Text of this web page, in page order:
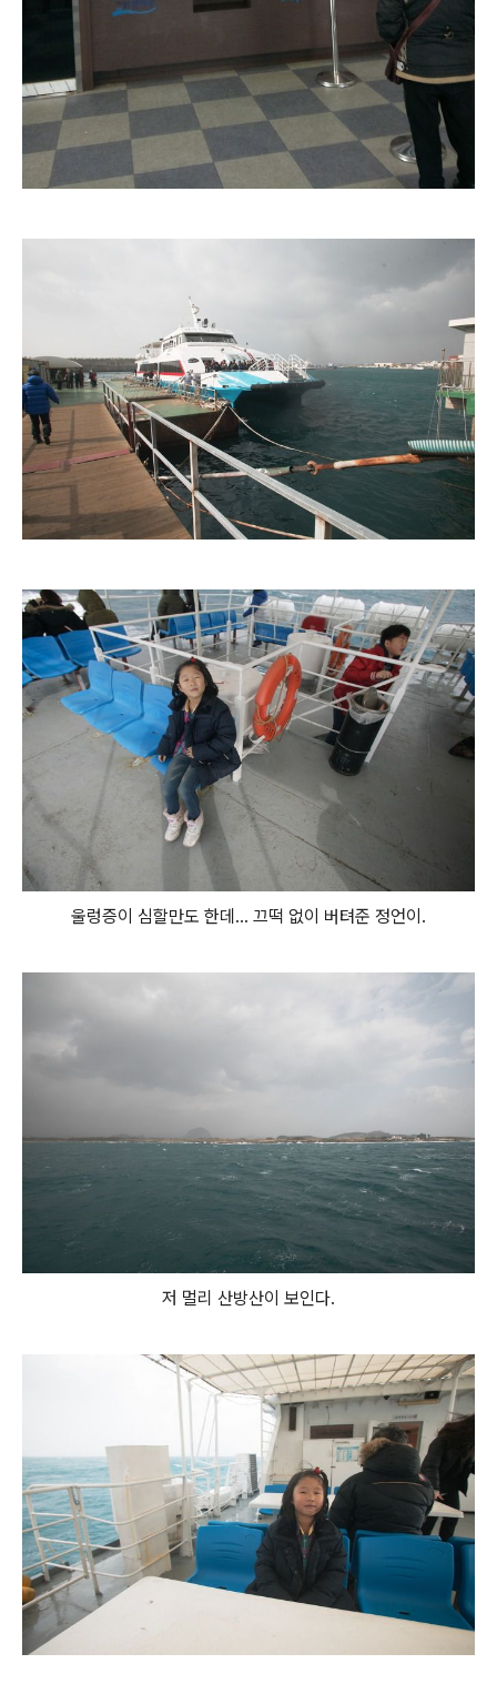
울렁증이 심할만도 한데... 끄떡 없이 버텨준 정언이.
저 멀리 산방산이 보인다.